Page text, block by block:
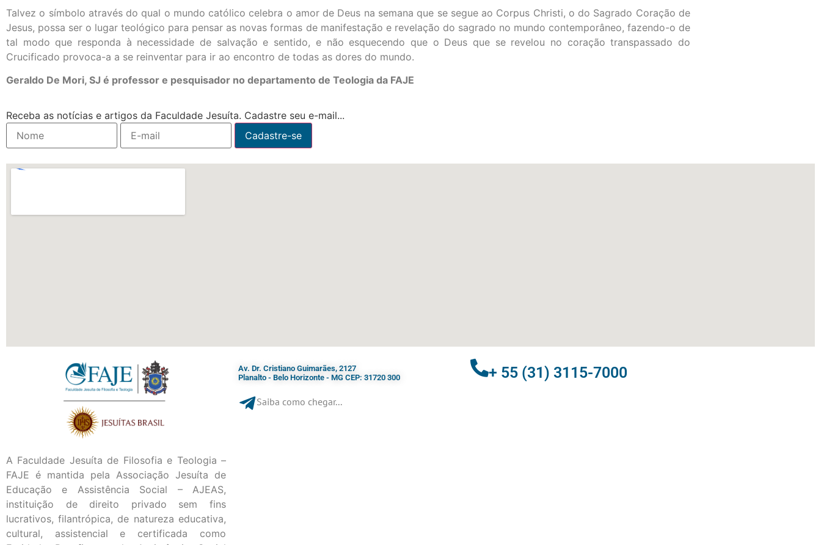
Talvez o símbolo através do qual o mundo católico celebra o amor de Deus na semana que se segue ao Corpus Christi, o do Sagrado Coração de
Jesus, possa ser o lugar teológico para pensar as novas formas de manifestação e revelação do sagrado no mundo contemporâneo, fazendo-o de
tal modo que responda à necessidade de salvação e sentido, e não esquecendo que o Deus que se revelou no coração transpassado do
Crucificado provoca-a a se reinventar para ir ao encontro de todas as dores do mundo.
Geraldo De Mori, SJ é professor e pesquisador no departamento de Teologia da FAJE
Receba as notícias e artigos da Faculdade Jesuíta. Cadastre seu e-mail...
A Faculdade Jesuíta de Filosofia e Teologia –
FAJE é mantida pela Associação Jesuíta de
Educação e Assistência Social – AJEAS,
instituição de direito privado sem fins
lucrativos, filantrópica, de natureza educativa,
cultural, assistencial e certificada como
Av. Dr. Cristiano Guimarães, 2127
Planalto - Belo Horizonte - MG CEP: 31720 300
Saiba como chegar...
+ 55 (31) 3115-7000​